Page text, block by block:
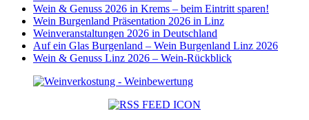
Wein & Genuss 2026 in Krems – beim Eintritt sparen!
Wein Burgenland Präsentation 2026 in Linz
Weinveranstaltungen 2026 in Deutschland
Auf ein Glas Burgenland – Wein Burgenland Linz 2026
Wein & Genuss Linz 2026 – Wein-Rückblick